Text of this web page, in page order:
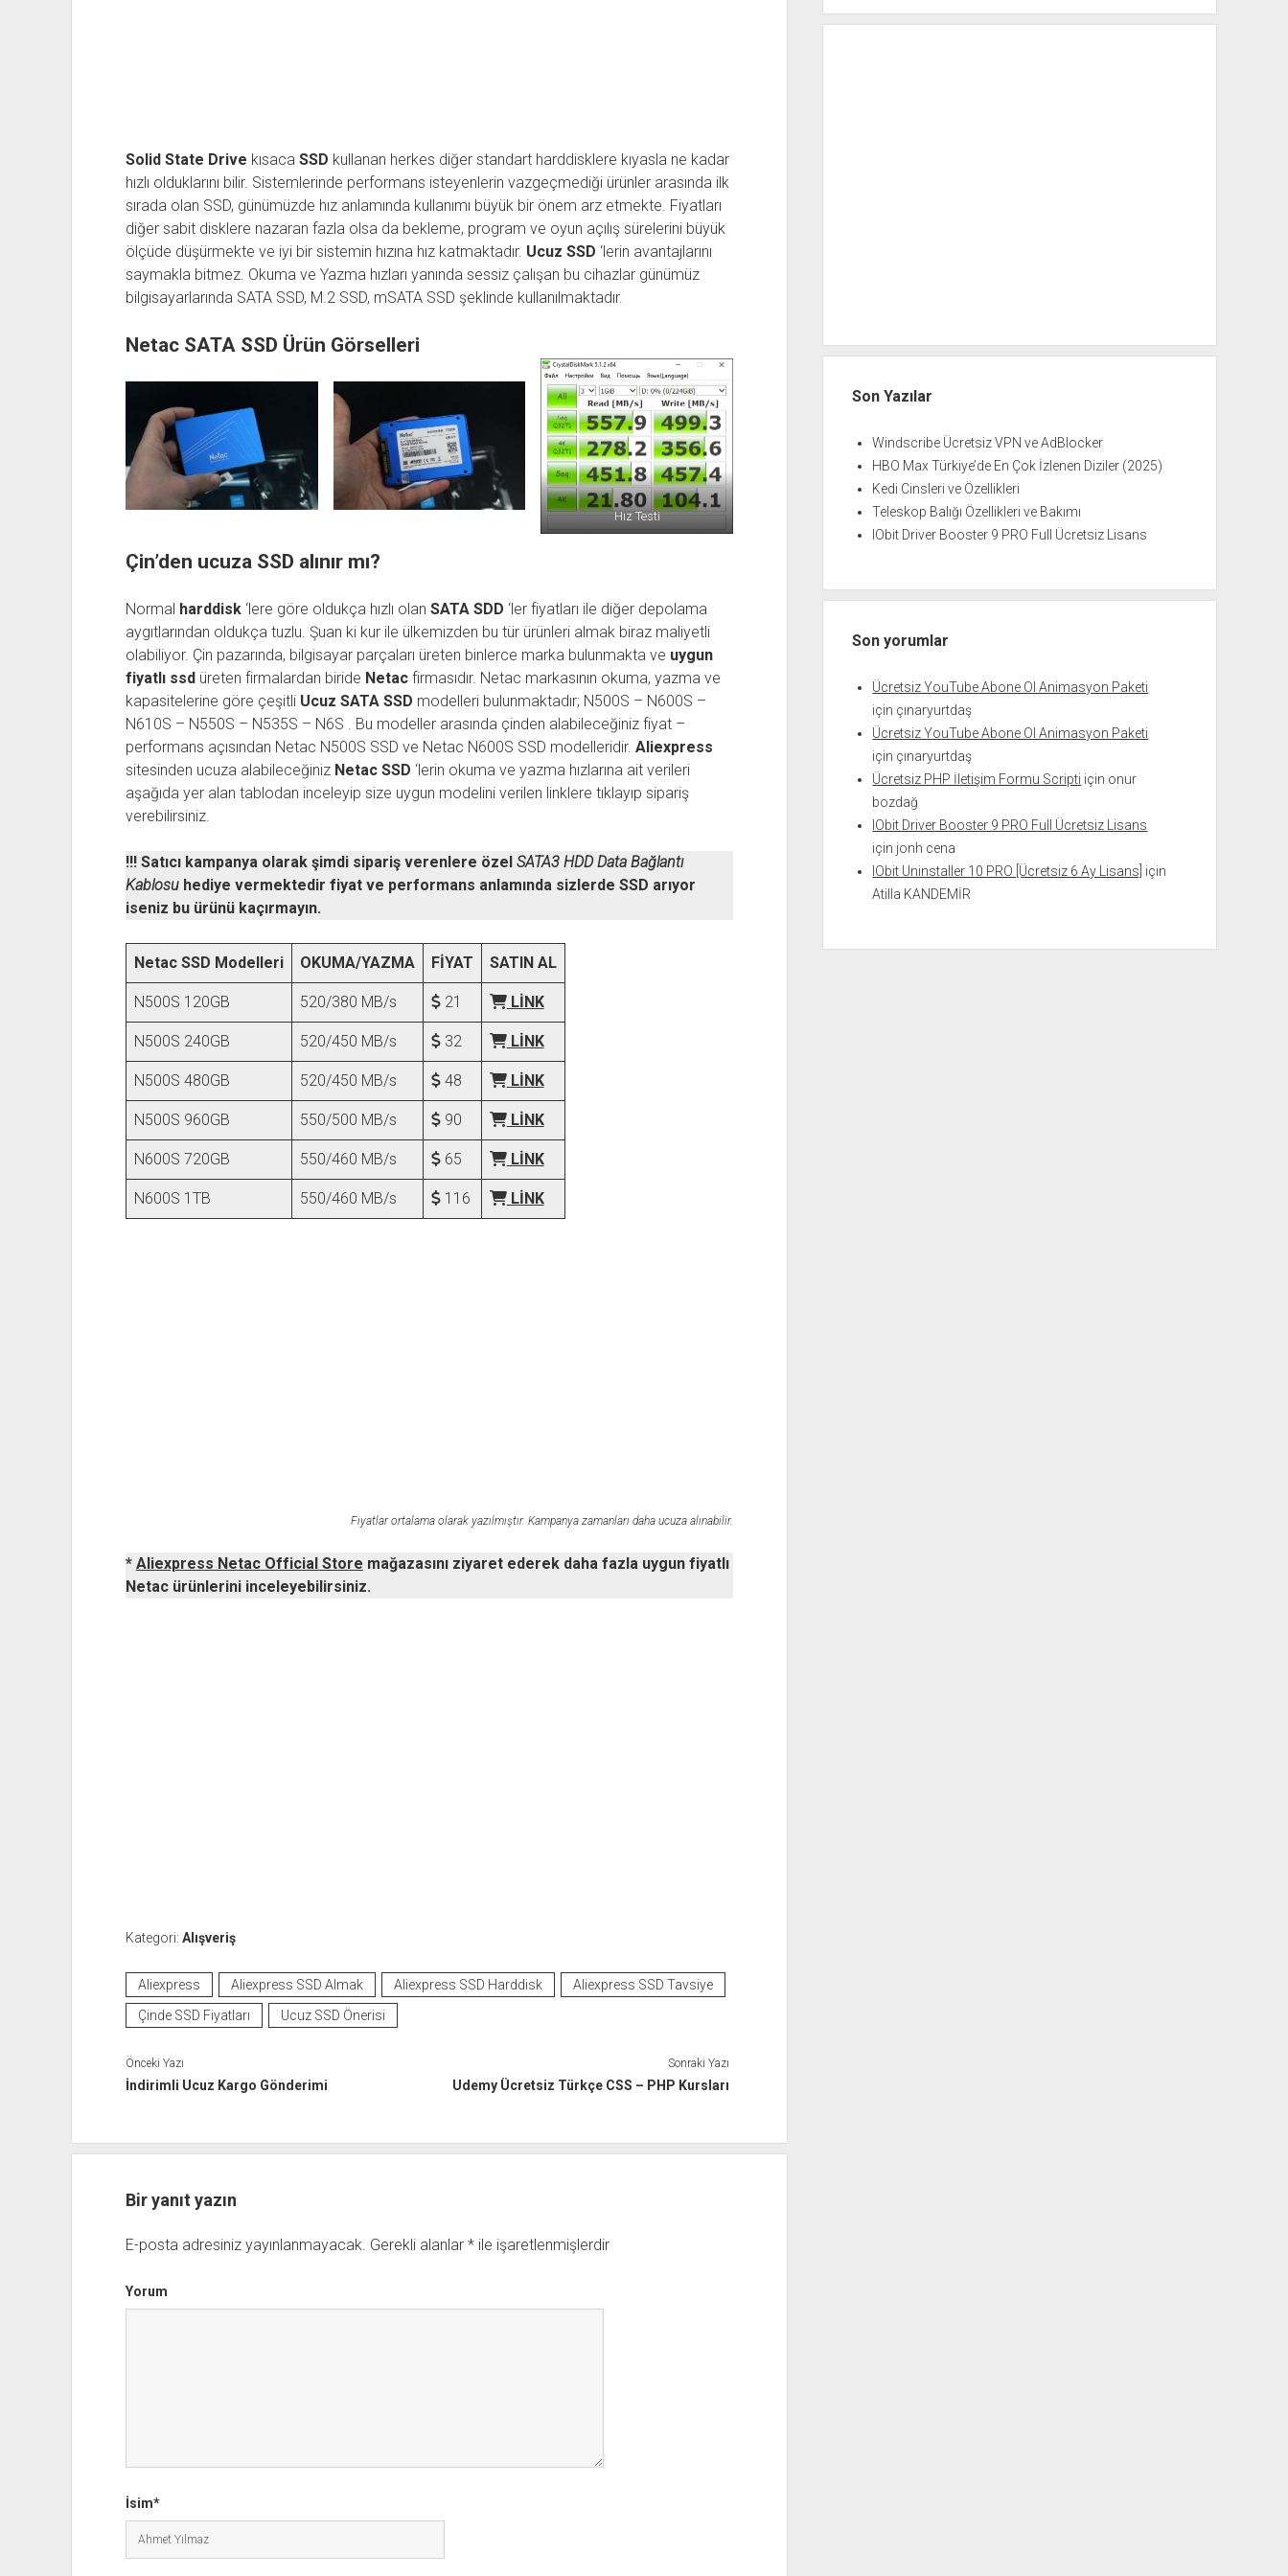
Solid State Drive kısaca SSD kullanan herkes diğer standart harddisklere kıyasla ne kadar
hızlı olduklarını bilir. Sistemlerinde performans isteyenlerin vazgeçmediği ürünler arasında ilk
sırada olan SSD, günümüzde hız anlamında kullanımı büyük bir önem arz etmekte. Fiyatları
diğer sabit disklere nazaran fazla olsa da bekleme, program ve oyun açılış sürelerini büyük
ölçüde düşürmekte ve iyi bir sistemin hızına hız katmaktadır. Ucuz SSD ‘lerin avantajlarını
saymakla bitmez. Okuma ve Yazma hızları yanında sessiz çalışan bu cihazlar günümüz
bilgisayarlarında SATA SSD, M.2 SSD, mSATA SSD şeklinde kullanılmaktadır.
Netac SATA SSD Ürün Görselleri
Hız Testi
Çin’den ucuza SSD alınır mı?
Normal harddisk‘lere göre oldukça hızlı olan SATA SDD ‘ler fiyatları ile diğer depolama
aygıtlarından oldukça tuzlu. Şuan ki kur ile ülkemizden bu tür ürünleri almak biraz maliyetli
olabiliyor. Çin pazarında, bilgisayar parçaları üreten binlerce marka bulunmakta ve uygun
fiyatlı ssdüreten firmalardan biride Netac firmasıdır. Netac markasının okuma, yazma ve
kapasitelerine göre çeşitli Ucuz SATA SSD modelleri bulunmaktadır; N500S – N600S –
N610S – N550S – N535S – N6S . Bu modeller arasında çinden alabileceğiniz fiyat –
performans açısından Netac N500S SSD ve Netac N600S SSD modelleridir. Aliexpress
sitesinden ucuza alabileceğiniz Netac SSD ‘lerin okuma ve yazma hızlarına ait verileri
aşağıda yer alan tablodan inceleyip size uygun modelini verilen linklere tıklayıp sipariş
verebilirsiniz.
!!! Satıcı kampanya olarak şimdi sipariş verenlere özel SATA3 HDD Data Bağlantı
Kablosuhediye vermektedir fiyat ve performans anlamında sizlerde SSD arıyor
iseniz bu ürünü kaçırmayın.
Netac SSD Modelleri OKUMA/YAZMA FİYAT SATIN AL
N500S 120GB 520/380 MB/s 21 LİNK
N500S 240GB 520/450 MB/s 32 LİNK
N500S 480GB 520/450 MB/s 48 LİNK
N500S 960GB 550/500 MB/s 90 LİNK
N600S 720GB 550/460 MB/s 65 LİNK
N600S 1TB 550/460 MB/s 116 LİNK
Fiyatlar ortalama olarak yazılmıştır. Kampanya zamanları daha ucuza alınabilir.
* Aliexpress Netac Official Store mağazasını ziyaret ederek daha fazla uygun fiyatlı
Netac ürünlerini inceleyebilirsiniz.
Kategori: Alışveriş
Aliexpress Aliexpress SSD Almak Aliexpress SSD Harddisk
Aliexpress SSD Tavsiye
Çinde SSD Fiyatları
Ucuz SSD Önerisi
Önceki Yazı
İndirimli Ucuz Kargo Gönderimi
Sonraki Yazı
Udemy Ücretsiz Türkçe CSS – PHP Kursları
Bir yanıt yazın
E-posta adresiniz yayınlanmayacak. Gerekli alanlar *ile işaretlenmişlerdir
Yorum
İsim*
Son Yazılar
Windscribe Ücretsiz VPN ve AdBlocker
HBO Max Türkiye’de En Çok İzlenen Diziler (2025)
Kedi Cinsleri ve Özellikleri
Teleskop Balığı Özellikleri ve Bakımı
IObit Driver Booster 9 PRO Full Ücretsiz Lisans
Son yorumlar
Ücretsiz YouTube Abone Ol Animasyon Paketi
için çınaryurtdaş
Ücretsiz YouTube Abone Ol Animasyon Paketi
için çınaryurtdaş
Ücretsiz PHP İletişim Formu Scripti için onur
bozdağ
IObit Driver Booster 9 PRO Full Ücretsiz Lisans
için jonh cena
IObit Uninstaller 10 PRO [Ücretsiz 6 Ay Lisans] için
Atilla KANDEMİR